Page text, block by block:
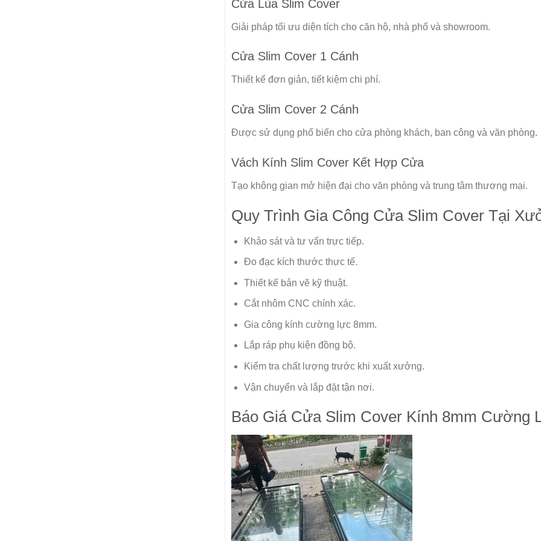
Cửa Lùa Slim Cover
Giải pháp tối ưu diện tích cho căn hộ, nhà phố và showroom.
Cửa Slim Cover 1 Cánh
Thiết kế đơn giản, tiết kiệm chi phí.
Cửa Slim Cover 2 Cánh
Được sử dụng phổ biến cho cửa phòng khách, ban công và văn phòng.
Vách Kính Slim Cover Kết Hợp Cửa
Tạo không gian mở hiện đại cho văn phòng và trung tâm thương mại.
Quy Trình Gia Công Cửa Slim Cover Tại
Khảo sát và tư vấn trực tiếp.
Đo đạc kích thước thực tế.
Thiết kế bản vẽ kỹ thuật.
Cắt nhôm CNC chính xác.
Gia công kính cường lực 8mm.
Lắp ráp phụ kiện đồng bộ.
Kiểm tra chất lượng trước khi xuất xưởng.
Vận chuyển và lắp đặt tận nơi.
Báo Giá Cửa Slim Cover Kính 8mm Cường